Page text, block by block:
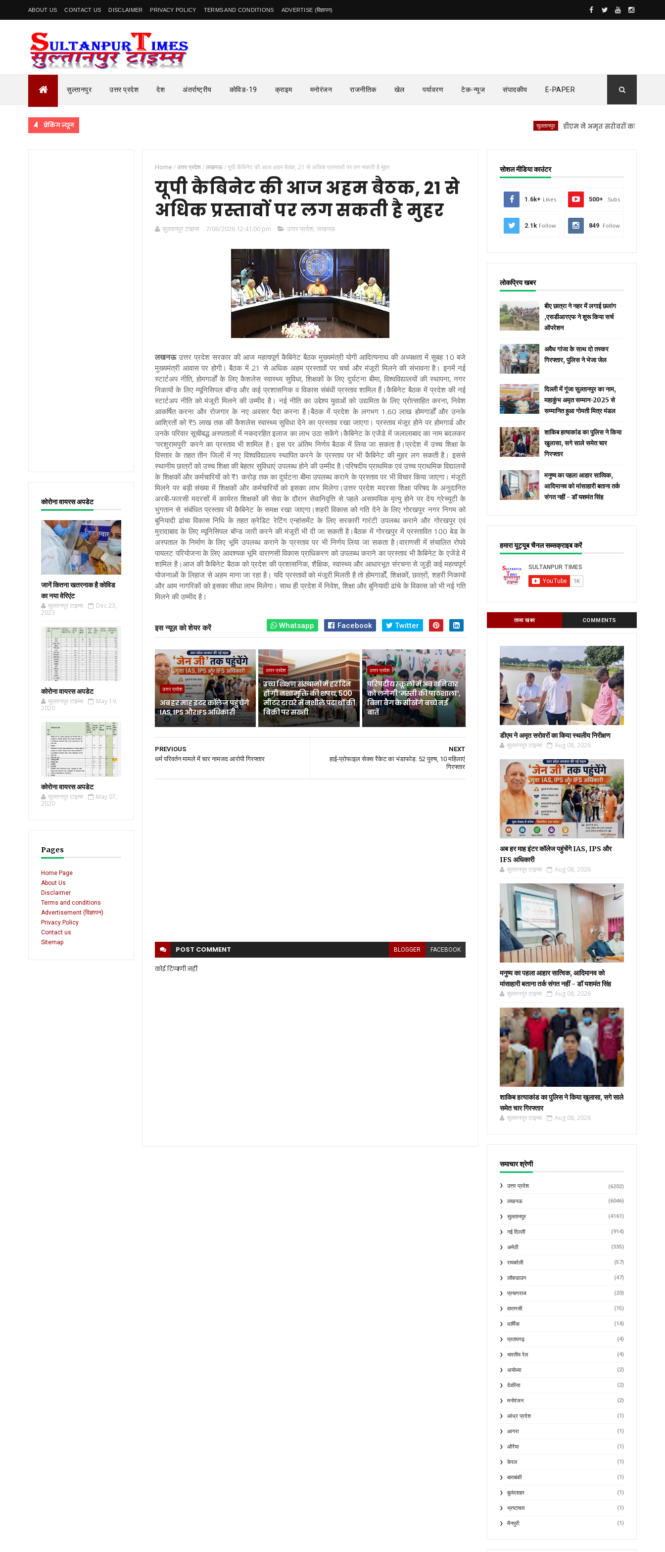
ABOUT US CONTACT US DISCLAIMER PRIVACY POLICY TERMS AND CONDITIONS ADVERTISE (विज्ञापन)
सुल्तानपुर उत्तर प्रदेश देश अंतर्राष्ट्रीय कोविड-19 क्राइम मनोरंजन राजनीतिक खेल पर्यावरण टेक-न्यूज संपादकीय E-PAPER
ब्रेकिंग न्यूज डीएम ने अमृत सरोवरों का किया स्थलीय
कोरोना वायरस अपडेट
जानें कितना खतरनाक है कोविड
का नया वेरिएंट
सुल्तानपुर टाइम्स
Dec 23,
2023
कोरोना वायरस अपडेट
सुल्तानपुर टाइम्स
May 19,
2020
कोरोना वायरस अपडेट
सुल्तानपुर टाइम्स
May 07,
2020
Pages
Home Page
About Us
Disclaimer
Terms and conditions
Advertisement (विज्ञापन)
Privacy Policy
Contact us
Sitemap
Home /उत्तर प्रदेश/लखनऊ/यूपी कैबिनेट की आज अहम बैठक, 21 से अधिक प्रस्तावों पर लग सकती है मुहर
यूपी कैबिनेट की आज अहम बैठक, 21 से
अधिक प्रस्तावों पर लग सकती है मुहर
सुल्तानपुर टाइम्स 7/06/2026 12:41:00 pm उत्तर प्रदेश, लखनऊ
लखनऊउत्तर प्रदेश सरकार की आज महत्वपूर्ण कैबिनेट बैठक मुख्यमंत्री योगी आदित्यनाथ की अध्यक्षता में सुबह 10 बजे
मुख्यमंत्री आवास पर होगी। बैठक में 21 से अधिक अहम प्रस्तावों पर चर्चा और मंजूरी मिलने की संभावना है। इनमें नई
स्टार्टअप नीति, होमगार्डों के लिए कैशलेस स्वास्थ्य सुविधा, शिक्षकों के लिए दुर्घटना बीमा, विश्वविद्यालयों की स्थापना, नगर
निकायों के लिए म्यूनिसिपल बॉन्ड और कई प्रशासनिक व विकास संबंधी प्रस्ताव शामिल हैं।कैबिनेट बैठक में प्रदेश की नई
स्टार्टअप नीति को मंजूरी मिलने की उम्मीद है। नई नीति का उद्देश्य युवाओं को उद्यमिता के लिए प्रोत्साहित करना, निवेश
आकर्षित करना और रोजगार के नए अवसर पैदा करना है।बैठक में प्रदेश के लगभग 1.60 लाख होमगार्डों और उनके
आश्रितों को ₹5 लाख तक की कैशलेस स्वास्थ्य सुविधा देने का प्रस्ताव रखा जाएगा। प्रस्ताव मंजूर होने पर होमगार्ड और
उनके परिवार सूचीबद्ध अस्पतालों में नकदरहित इलाज का लाभ उठा सकेंगे।कैबिनेट के एजेंडे में जलालाबाद का नाम बदलकर
‘परशुरामपुरी’ करने का प्रस्ताव भी शामिल है। इस पर अंतिम निर्णय बैठक में लिया जा सकता है।प्रदेश में उच्च शिक्षा के
विस्तार के तहत तीन जिलों में नए विश्वविद्यालय स्थापित करने के प्रस्ताव पर भी कैबिनेट की मुहर लग सकती है। इससे
स्थानीय छात्रों को उच्च शिक्षा की बेहतर सुविधाएं उपलब्ध होने की उम्मीद है।परिषदीय प्राथमिक एवं उच्च प्राथमिक विद्यालयों
के शिक्षकों और कर्मचारियों को ₹1 करोड़ तक का दुर्घटना बीमा उपलब्ध कराने के प्रस्ताव पर भी विचार किया जाएगा। मंजूरी
मिलने पर बड़ी संख्या में शिक्षकों और कर्मचारियों को इसका लाभ मिलेगा।उत्तर प्रदेश मदरसा शिक्षा परिषद के अनुदानित
अरबी-फारसी मदरसों में कार्यरत शिक्षकों की सेवा के दौरान सेवानिवृत्ति से पहले असामयिक मृत्यु होने पर देय ग्रेच्युटी के
भुगतान से संबंधित प्रस्ताव भी कैबिनेट के समक्ष रखा जाएगा।शहरी विकास को गति देने के लिए गोरखपुर नगर निगम को
बुनियादी ढांचा विकास निधि के तहत क्रेडिट रेटिंग एन्हांसमेंट के लिए सरकारी गारंटी उपलब्ध कराने और गोरखपुर एवं
मुरादाबाद के लिए म्यूनिसिपल बॉन्ड जारी करने की मंजूरी भी दी जा सकती है।बैठक में गोरखपुर में प्रस्तावित 100 बेड के
अस्पताल के निर्माण के लिए भूमि उपलब्ध कराने के प्रस्ताव पर भी निर्णय लिया जा सकता है।वाराणसी में संचालित रोपवे
पायलट परियोजना के लिए आवश्यक भूमि वाराणसी विकास प्राधिकरण को उपलब्ध कराने का प्रस्ताव भी कैबिनेट के एजेंडे में
शामिल है।आज की कैबिनेट बैठक को प्रदेश की प्रशासनिक, शैक्षिक, स्वास्थ्य और आधारभूत संरचना से जुड़ी कई महत्वपूर्ण
योजनाओं के लिहाज से अहम माना जा रहा है। यदि प्रस्तावों को मंजूरी मिलती है तो होमगार्डों, शिक्षकों, छात्रों, शहरी निकायों
और आम नागरिकों को इसका सीधा लाभ मिलेगा। साथ ही प्रदेश में निवेश, शिक्षा और बुनियादी ढांचे के विकास को भी नई गति
मिलने की उम्मीद है।
इस न्यूज़ को शेयर करें Whatsapp Facebook Twitter
उत्तर प्रदेश
अब हर माह इंटर कॉलेज पहुंचेंगे
IAS, IPS और IFS अधिकारी
उत्तर प्रदेश
उच्च शिक्षण संस्थानों में हर दिन
होगी नशामुक्ति की शपथ, 500
मीटर दायरे में नशीले पदार्थों की
बिक्री पर सख्ती
उत्तर प्रदेश
परिषदीय स्कूलों में अब शनिवार
को लगेगी ‘मस्ती की पाठशाला’,
बिना बैग के सीखेंगे बच्चे नई
बातें
NEXT
हाई-प्रोफाइल सेक्स रैकेट का भंडाफोड़: 52 पुरुष, 10 महिलाएं
गिरफ्तार
PREVIOUS
धर्म परिवर्तन मामले में चार नामजद आरोपी गिरफ्तार
POST COMMENT BLOGGER FACEBOOK
कोई टिप्पणी नहीं
सोशल मीडिया काउंटर
1.6k+ Likes 500+ Subs
2.1k Follow 849 Follow
लोकप्रिय खबर
बीए छात्रा ने नहर में लगाई छलांग
,एसडीआरएफ ने शुरू किया सर्च
ऑपरेशन
अवैध गांजा के साथ दो तस्कर
गिरफ्तार, पुलिस ने भेजा जेल
दिल्ली में गूंजा सुल्तानपुर का नाम,
महाकुंभ अमृत सम्मान-2025 से
सम्मानित हुआ गोमती मित्र मंडल
शाकिब हत्याकांड का पुलिस ने किया
खुलासा, सगे साले समेत चार
गिरफ्तार
मनुष्य का पहला आहार सात्विक,
आदिमानव को मांसाहारी बताना तर्क
संगत नहीं - डॉ यशमंत सिंह
हमारा यूट्यूब चैनल सब्सक्राइब करें
ताजा खबर COMMENTS
डीएम ने अमृत सरोवरों का किया स्थलीय निरीक्षण
सुल्तानपुर टाइम्स Aug 08, 2026
अब हर माह इंटर कॉलेज पहुंचेंगे IAS, IPS और
IFS अधिकारी
सुल्तानपुर टाइम्स Aug 08, 2026
मनुष्य का पहला आहार सात्विक, आदिमानव को
मांसाहारी बताना तर्क संगत नहीं - डॉ यशमंत सिंह
सुल्तानपुर टाइम्स Aug 08, 2026
शाकिब हत्याकांड का पुलिस ने किया खुलासा, सगे साले
समेत चार गिरफ्तार
सुल्तानपुर टाइम्स Aug 08, 2026
समाचार श्रेणी
उत्तर प्रदेश (6202)
लखनऊ (6046)
सुलतानपुर (4161)
नई दिल्ली (914)
अमेठी (335)
रायबरेली (57)
लॉकडाउन (47)
प्रयागराज (20)
वाराणसी (15)
धार्मिक (14)
प्रतापगढ़ (4)
भारतीय रेल (4)
अयोध्या (2)
देवरिया (2)
मनोरंजन (2)
आंध्र प्रदेश (1)
आगरा (1)
औरैया (1)
केरल (1)
बाराबंकी (1)
बुलंदशहर (1)
भ्रष्टाचार (1)
मैनपुरी (1)